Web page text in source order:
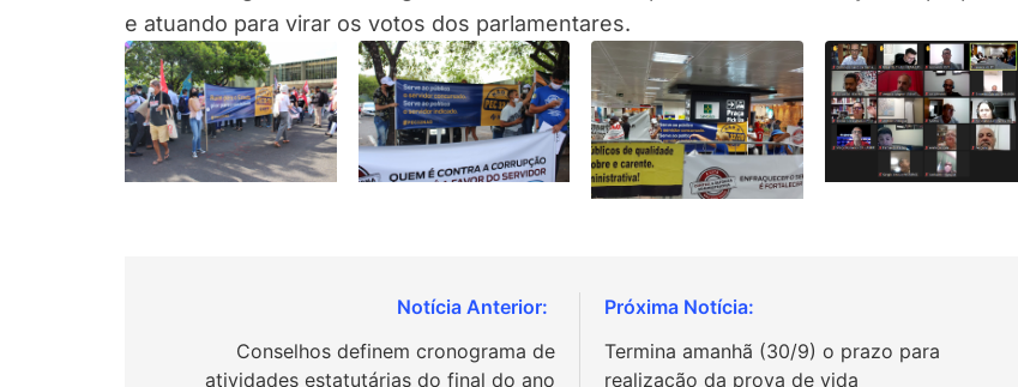
e atuando para virar os votos dos parlamentares.
Conselhos definem cronograma de
atividades estatutárias do final do ano
Termina amanhã (30/9) o prazo para
realização da prova de vida